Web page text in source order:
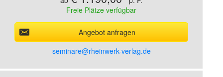
Freie Plätze verfügbar
Angebot anfragen
seminare@rheinwerk-verlag.de